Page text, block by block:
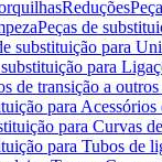
Reduções
Peças de
substituição para
para
de transição a
para
para Curvas
para Tubos de